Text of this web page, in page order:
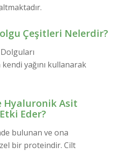
Çeşitleri Nelerdir?
yağını kullanarak
Hyaluronik Asit
Eder?
bulunan ve ona
bir proteindir. Cilt